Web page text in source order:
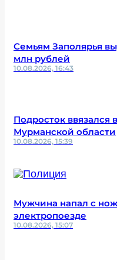
Семьям Заполярья
млн рублей
10.08.2026, 16:43
Подросток ввязался
Мурманской области
10.08.2026, 15:39
Мужчина напал с
электропоезде
10.08.2026, 15:07